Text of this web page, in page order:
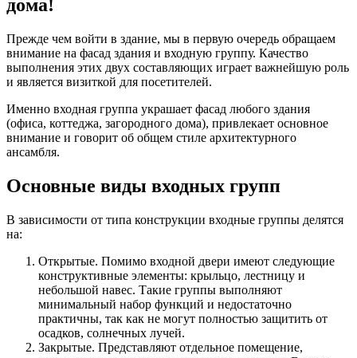
дома!
Прежде чем войти в здание, мы в первую очередь обращаем
внимание на фасад здания и входную группу. Качество
выполнения этих двух составляющих играет важнейшую роль
и является визиткой для посетителей.
Именно входная группа украшает фасад любого здания
(офиса, коттеджа, загородного дома), привлекает основное
внимание и говорит об общем стиле архитектурного
ансамбля.
Основные виды входных групп
В зависимости от типа конструкции входные группы делятся
на:
Открытые. Помимо входной двери имеют следующие
конструктивные элементы: крыльцо, лестницу и
небольшой навес. Такие группы выполняют
минимальный набор функций и недостаточно
практичны, так как не могут полностью защитить от
осадков, солнечных лучей.
Закрытые. Представляют отдельное помещение,